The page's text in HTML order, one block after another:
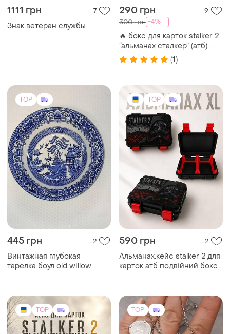
1111 грн 7
Знак ветеран службы
290 грн 9
300 грн -4%
🔥 бокс для карток stalker 2
“альманах сталкер” (атб)
органайзер коробка
контейнер
(1)
TOP
445 грн 2
Винтажная глубокая
тарелка боул old willow
TOP
590 грн 2
Альманах.кейс stalker 2 для
карток атб подвійний бокс
TOP TOP